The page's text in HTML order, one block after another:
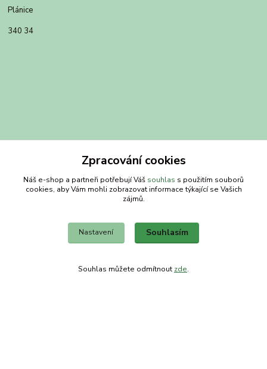
Plánice
340 34
Kontakty
+420 734303223
info@splneny-sen.cz
Zpracování cookies
Náš e-shop a partneři potřebují Váš souhlas s použitím souborů
cookies, aby Vám mohli zobrazovat informace týkající se Vašich
zájmů.
Nastavení Souhlasím
Souhlas můžete odmítnout zde.